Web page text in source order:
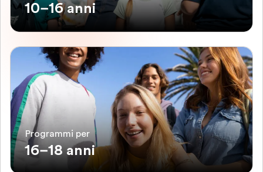
10–16 anni
Programmi per
16–18 anni